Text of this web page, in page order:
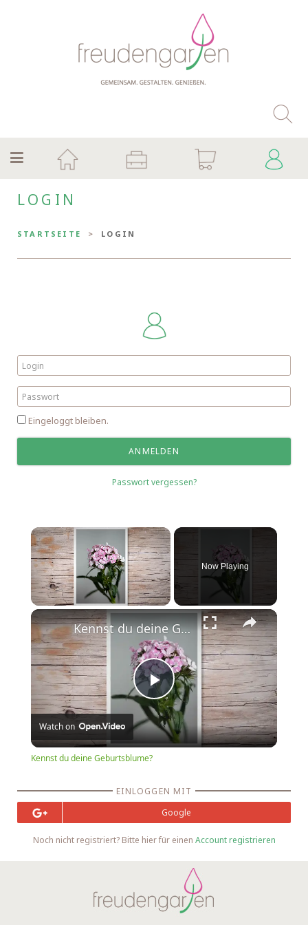
LOGIN
STARTSEITE LOGIN
Eingeloggt bleiben.
Passwort vergessen?
Now Playing
Play
Video
Kennst du deine Geburtsblume?
Watch on
Kennst du deine Geburtsblume?
EINLOGGEN MIT
Google
Noch nicht registriert? Bitte hier für einen Account registrieren